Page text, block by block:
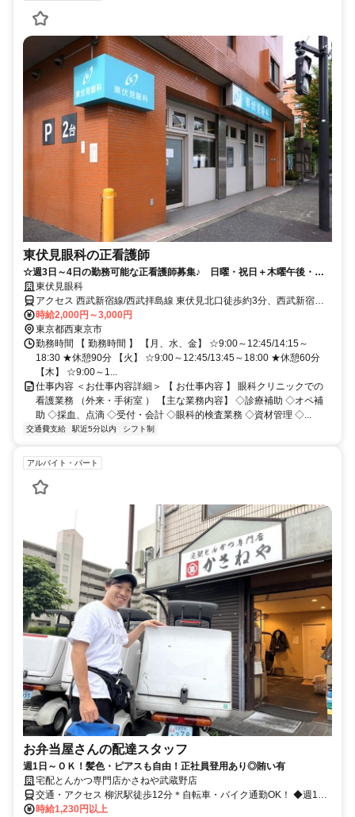
東伏見眼科の正看護師
☆週3日～4日の勤務可能な正看護師募集♪ 日曜・祝日＋木曜午後・土
曜午後が休診日です。
東伏見眼科
アクセス 西武新宿線/西武拝島線 東伏見北口徒歩約3分、西武新宿線
武蔵関北口徒歩約14分、西武新宿線 西武柳沢南口徒歩約17分 西武新
宿線 東伏見駅から徒歩で3分
時給2,000円～3,000円
東京都西東京市
勤務時間 【 勤務時間 】 【月、水、金】 ☆9:00～12:45/14:15～
18:30 ★休憩90分 【火】 ☆9:00～12:45/13:45～18:00 ★休憩60分
【木】 ☆9:00～1...
仕事内容 ＜お仕事内容詳細＞ 【 お仕事内容 】 眼科クリニックでの
看護業務 （外来・手術室 ） 【主な業務内容】 ◇診療補助 ◇オペ補
助 ◇採血、点滴 ◇受付・会計 ◇眼科的検査業務 ◇資材管理 ◇...
交通費支給 駅近5分以内 シフト制
アルバイト・パート
お弁当屋さんの配達スタッフ
週1日～ＯＫ！髪色・ピアスも自由！正社員登用あり◎賄い有
宅配とんかつ専門店かさねや武蔵野店
交通・アクセス 柳沢駅徒歩12分＊自転車・バイク通勤OK！ ◆週1日
～1日3時間～OK◆食事補助（お弁当）あり◆服装・髪色・ピアスも
時給1,230円以上